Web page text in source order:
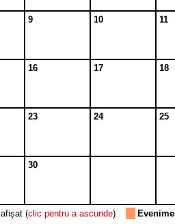
9 10 11
16 17 18
23 24 25
30
afișat (clic pentru a ascunde)